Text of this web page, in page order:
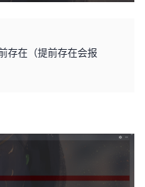
存在（提前存在会报